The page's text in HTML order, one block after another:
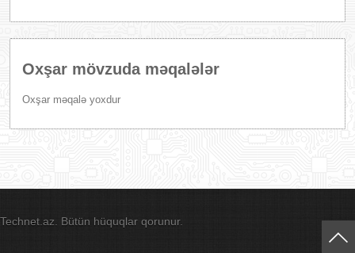
Oxşar mövzuda məqalələr
Oxşar məqalə yoxdur
Technet.az. Bütün hüquqlar qorunur.